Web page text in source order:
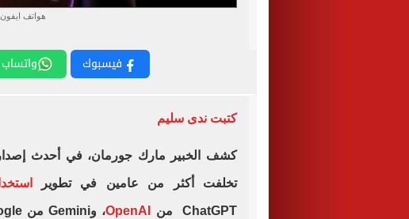
هواتف ايفون
فيسبوك واتساب
كتبت ندى سليم
تخلفت أكثر من عامين في تطوير
ChatGPT من OpenAI، وGemini من Google، على الرغم من إطلاقها